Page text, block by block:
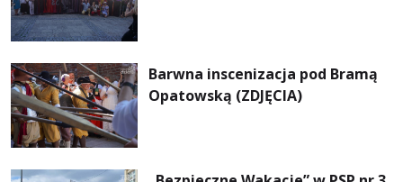
Barwna inscenizacja pod Bramą
Opatowską (ZDJĘCIA)